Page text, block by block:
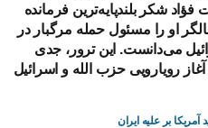
فؤاد شکربلندپایه‌ترین فرمانده
او را مسئول حمله مرگبار در
می‌دانست. این ترور، جدی
رویارویی حزب الله و اسرائیل
آمریکا بر علیه ایران